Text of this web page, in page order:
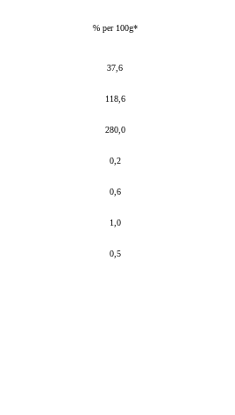
% per 100g*
37,6
118,6
280,0
0,2
0,6
1,0
0,5